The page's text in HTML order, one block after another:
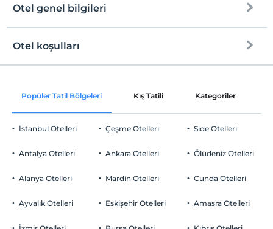
Otel genel bilgileri
Ortak alanlar ve tüm odalar
Otel koşulları
Check/in
Check/out
En geç saat 12:00 ve öncesi
Evcil Hayvan
Tesisimizde 17 yaş altı çocuklar konaklayamaz
Popüler Tatil Bölgeleri Kış Tatili Kategoriler
İstanbul Otelleri
Antalya Otelleri
Alanya Otelleri
Ayvalık Otelleri
Çeşme Otelleri
Ankara Otelleri
Mardin Otelleri
Eskişehir Otelleri
Side Otelleri
Ölüdeniz Otelleri
Cunda Otelleri
Amasra Otelleri